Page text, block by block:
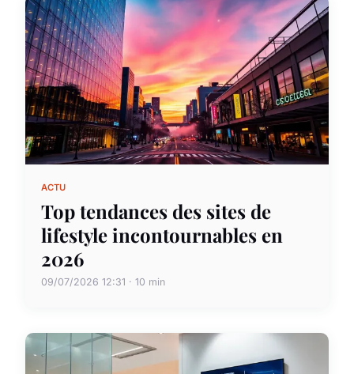
ACTU
Top tendances des sites de
lifestyle incontournables en
2026
09/07/2026 12:31 · 10 min